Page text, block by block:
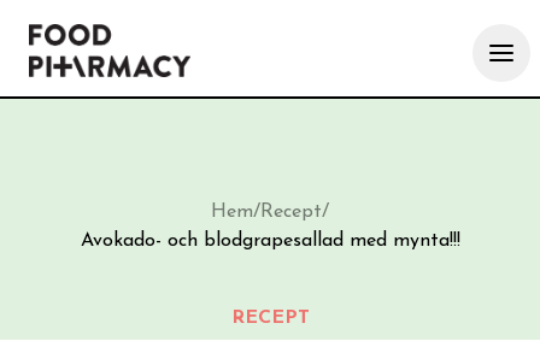
Hem/Recept/
Avokado- och blodgrapesallad med mynta!!!
RECEPT